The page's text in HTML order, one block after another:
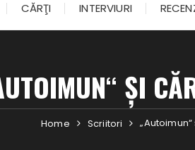
CĂRŢI INTERVIURI
ȘI
Home Scriitori